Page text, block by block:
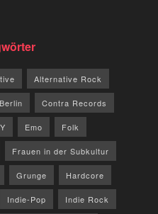
Alternative Rock
Berlin Contra Records
Emo Folk
Frauen in der Subkultur
Grunge Hardcore
Indie-Pop Indie Rock